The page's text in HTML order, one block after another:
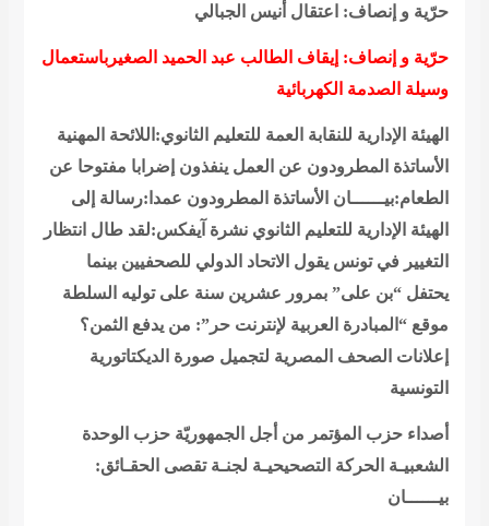
حرّية و إنصاف: اعتقال أنيس الجبالي
حرّية و إنصاف: إيقاف الطالب عبد الحميد الصغيرباستعمال
وسيلة الصدمة الكهربائية
الهيئة الإدارية للنقابة العمة للتعليم الثانوي:اللائحة المهنية
الأساتذة المطرودون عن العمل ينفذون إضرابا مفتوحا عن
الطعام:بيــــــان الأساتذة المطرودون عمدا:رسالة إلى
الهيئة الإدارية للتعليم الثانوي نشرة آيفكس:لقد طال انتظار
التغيير في تونس يقول الاتحاد الدولي للصحفيين بينما
يحتفل “بن على” بمرور عشرين سنة على توليه السلطة
موقع “المبادرة العربية لإنترنت حر”: من يدفع الثمن؟
إعلانات الصحف المصرية لتجميل صورة الديكتاتورية
التونسية
أصداء حزب المؤتمر من أجل الجمهوريّة حزب الوحدة
الشعبيـة الحركة التصحيحيـة لجنـة تقصى الحقـائق:
بيــــــان